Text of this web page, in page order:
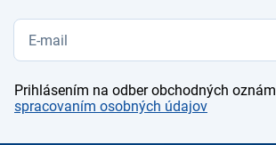
Prihlásením na odber obchodných
spracovaním osobných údajov